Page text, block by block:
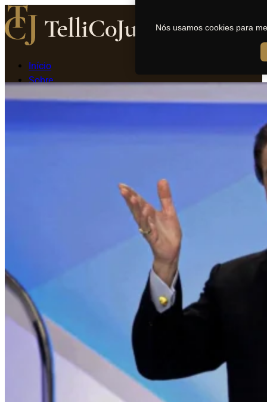
Início
Sobre
Internacionalização
Blindagem Patrimonial
Nós usamos cookies para